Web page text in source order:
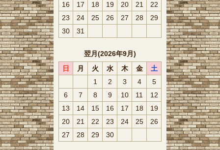
16
17 18 19 20 21
22
23
24 25 26 27 28
29
30
31
翌月(2026年9月)
日
月 火 水 木 金
土
1
2 3 4
5
6
7 8 9 10 11
12
13
14 15 16 17 18
19
20
21 22 23 24 25
26
27
28 29 30